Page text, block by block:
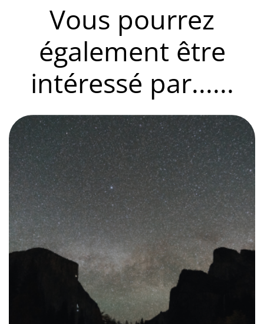
Vous pourrez
également être
intéressé par......